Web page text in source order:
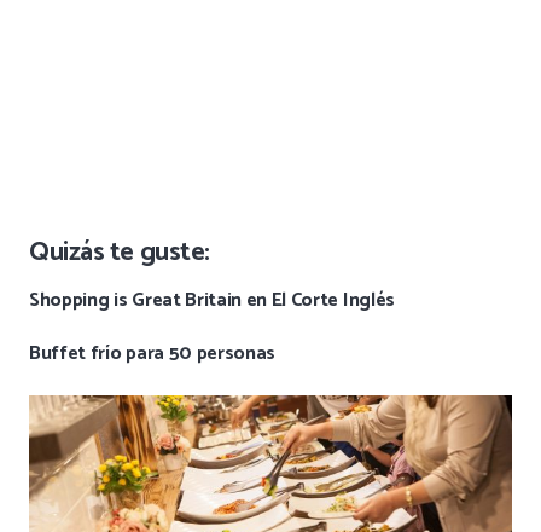
Quizás te guste:
Shopping is Great Britain en El Corte Inglés
Buffet frío para 50 personas